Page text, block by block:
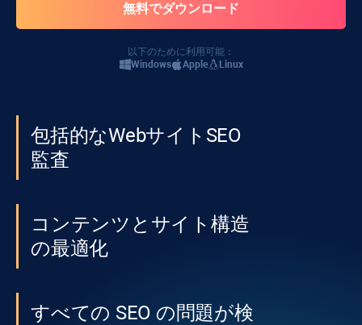
無料でダウンロード
以下のために利用可能：
Windows
Apple Linux
包括的なWebサイトSEO
監査
コンテンツとサイト構造
の最適化
すべての SEO の問題が検